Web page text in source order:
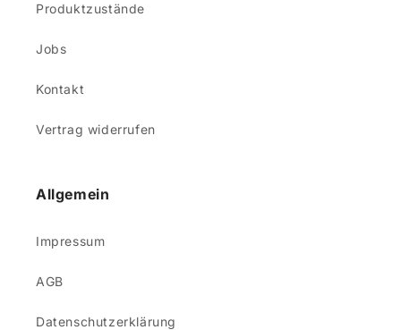
Produktzustände
Jobs
Kontakt
Vertrag widerrufen
Allgemein
Impressum
AGB
Datenschutzerklärung